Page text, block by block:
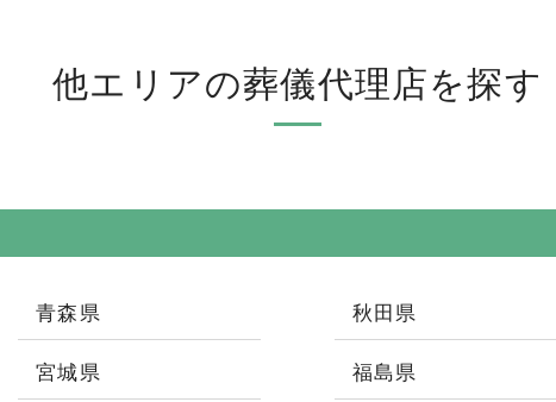
他エリアの葬儀代理店を探す
青森県 秋田県
宮城県 福島県